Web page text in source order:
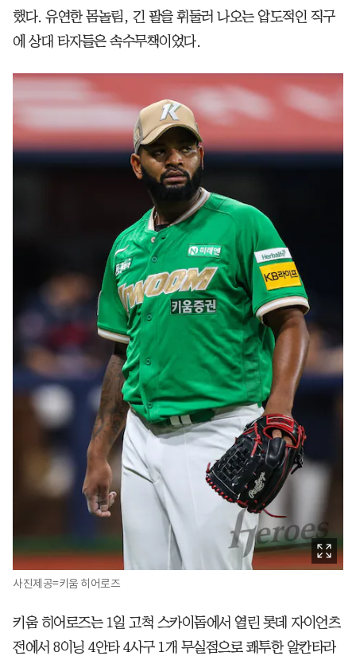
했다. 유연한 몸놀림, 긴 팔을 휘둘러 나오는 압도적인 직구
에 상대 타자들은 속수무책이었다.
사진제공=키움 히어로즈
키움 히어로즈는 1일 고척 스카이돔에서 열린 롯데 자이언츠
전에서 8이닝 4안타 4사구 1개 무실점으로 쾌투한 알칸타라